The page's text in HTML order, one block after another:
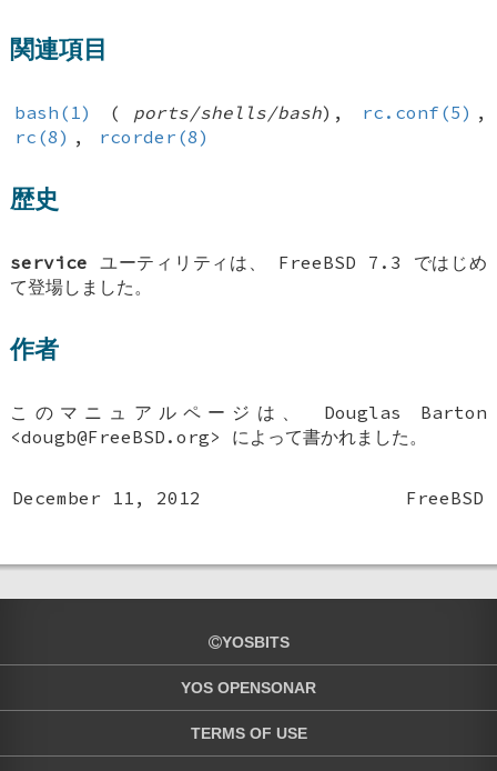
関連項目
bash(1) ( ports/shells/bash), rc.conf(5) ,
rc(8) , rcorder(8)
歴史
service ユーティリティは、 FreeBSD 7.3 ではじめ
て登場しました。
作者
このマニュアルページは、 Douglas Barton
<dougb@FreeBSD.org>
によって書かれました。
December 11, 2012 FreeBSD
YOSBITS
YOS OPENSONAR
TERMS OF USE